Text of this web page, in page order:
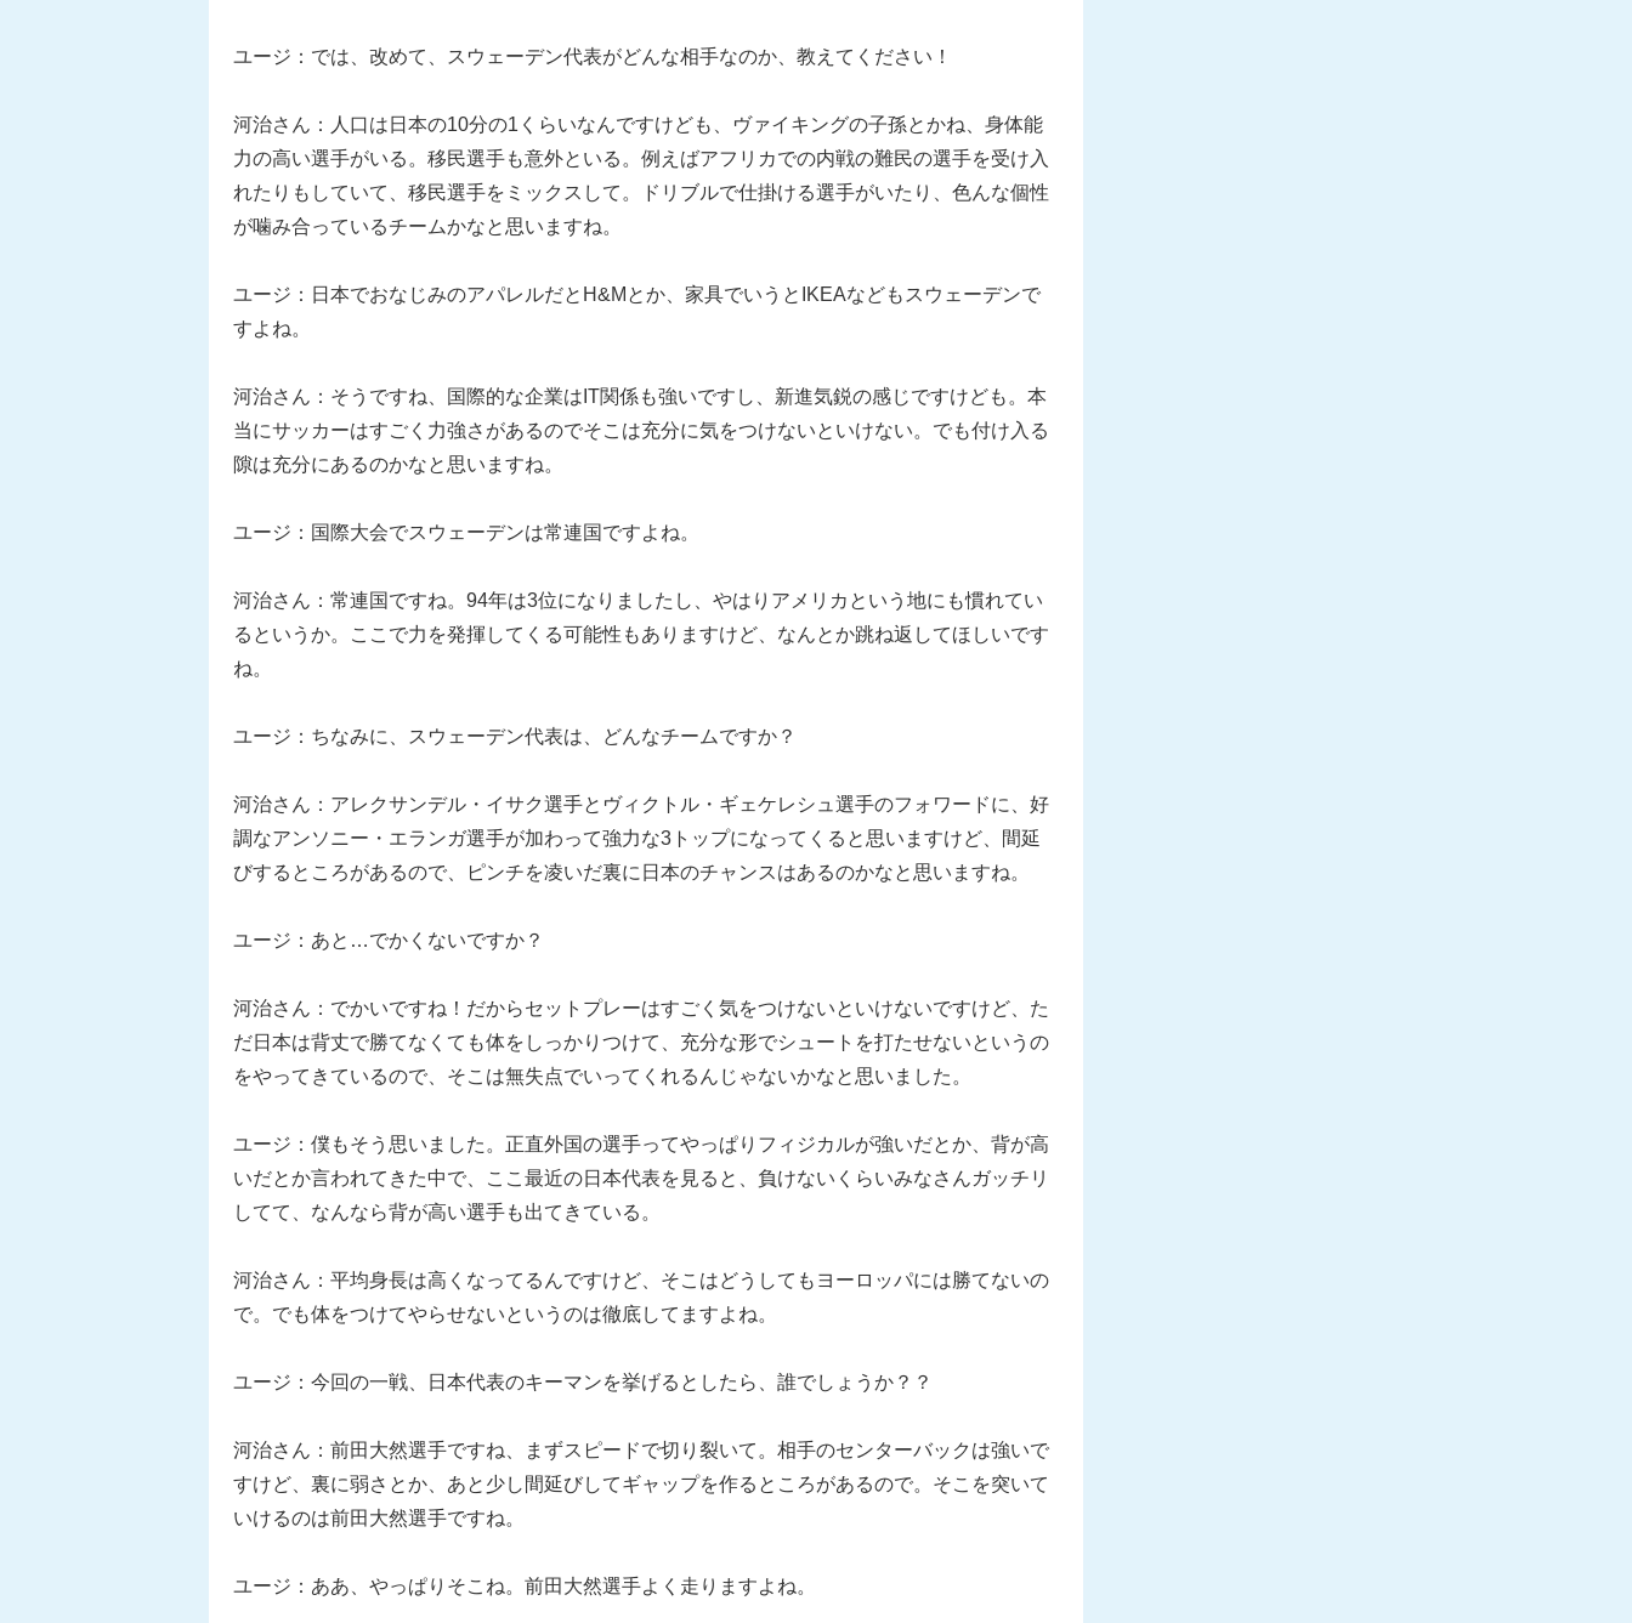
ユージ：では、改めて、スウェーデン代表がどんな相手なのか、教えてください！
河治さん：人口は日本の10分の1くらいなんですけども、ヴァイキングの子孫とかね、身体能
力の高い選手がいる。移民選手も意外といる。例えばアフリカでの内戦の難民の選手を受け入
れたりもしていて、移民選手をミックスして。ドリブルで仕掛ける選手がいたり、色んな個性
が噛み合っているチームかなと思いますね。
ユージ：日本でおなじみのアパレルだとH&Mとか、家具でいうとIKEAなどもスウェーデンで
すよね。
河治さん：そうですね、国際的な企業はIT関係も強いですし、新進気鋭の感じですけども。本
当にサッカーはすごく力強さがあるのでそこは充分に気をつけないといけない。でも付け入る
隙は充分にあるのかなと思いますね。
ユージ：国際大会でスウェーデンは常連国ですよね。
河治さん：常連国ですね。94年は3位になりましたし、やはりアメリカという地にも慣れてい
るというか。ここで力を発揮してくる可能性もありますけど、なんとか跳ね返してほしいです
ね。
ユージ：ちなみに、スウェーデン代表は、どんなチームですか？
河治さん：アレクサンデル・イサク選手とヴィクトル・ギェケレシュ選手のフォワードに、好
調なアンソニー・エランガ選手が加わって強力な3トップになってくると思いますけど、間延
びするところがあるので、ピンチを凌いだ裏に日本のチャンスはあるのかなと思いますね。
ユージ：あと…でかくないですか？
河治さん：でかいですね！だからセットプレーはすごく気をつけないといけないですけど、た
だ日本は背丈で勝てなくても体をしっかりつけて、充分な形でシュートを打たせないというの
をやってきているので、そこは無失点でいってくれるんじゃないかなと思いました。
ユージ：僕もそう思いました。正直外国の選手ってやっぱりフィジカルが強いだとか、背が高
いだとか言われてきた中で、ここ最近の日本代表を見ると、負けないくらいみなさんガッチリ
してて、なんなら背が高い選手も出てきている。
河治さん：平均身長は高くなってるんですけど、そこはどうしてもヨーロッパには勝てないの
で。でも体をつけてやらせないというのは徹底してますよね。
ユージ：今回の一戦、日本代表のキーマンを挙げるとしたら、誰でしょうか？？
河治さん：前田大然選手ですね、まずスピードで切り裂いて。相手のセンターバックは強いで
すけど、裏に弱さとか、あと少し間延びしてギャップを作るところがあるので。そこを突いて
いけるのは前田大然選手ですね。
ユージ：ああ、やっぱりそこね。前田大然選手よく走りますよね。